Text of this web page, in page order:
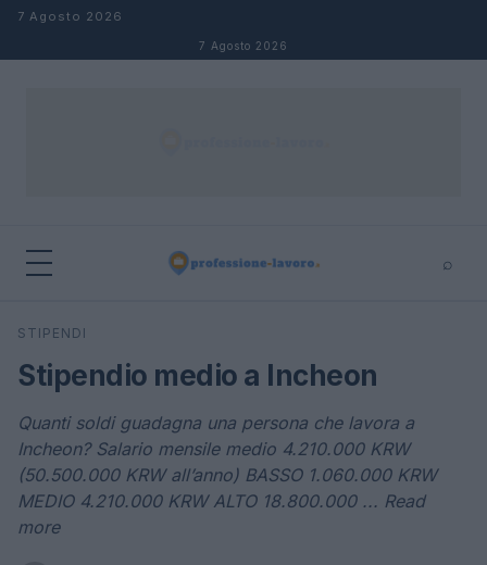
Salta al contenuto
7 Agosto 2026
7 Agosto 2026
⌕
Cerca
STIPENDI
Stipendio medio a Incheon
Quanti soldi guadagna una persona che lavora a
Incheon? Salario mensile medio 4.210.000 KRW
(50.500.000 KRW all’anno) BASSO 1.060.000 KRW
MEDIO 4.210.000 KRW ALTO 18.800.000 ... Read
more